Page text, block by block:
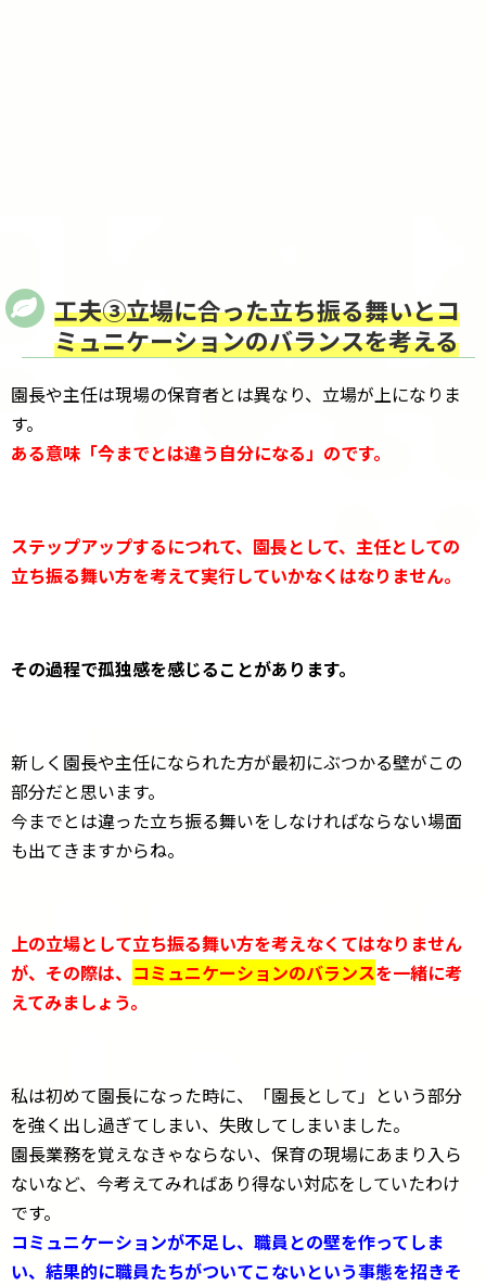
工夫③立場に合った立ち振る舞いとコ
ミュニケーションのバランスを考える
園長や主任は現場の保育者とは異なり、立場が上になりま
す。
ある意味「今までとは違う自分になる」のです。
ステップアップするにつれて、園長として、主任としての
立ち振る舞い方を考えて実行していかなくはなりません。
その過程で孤独感を感じることがあります。
新しく園長や主任になられた方が最初にぶつかる壁がこの
部分だと思います。
今までとは違った立ち振る舞いをしなければならない場面
も出てきますからね。
上の立場として立ち振る舞い方を考えなくてはなりません
が、その際は、 コミュニケーションのバランスを一緒に考
えてみましょう。
私は初めて園長になった時に、「園長として」という部分
を強く出し過ぎてしまい、失敗してしまいました。
園長業務を覚えなきゃならない、保育の現場にあまり入ら
ないなど、今考えてみればあり得ない対応をしていたわけ
です。
コミュニケーションが不足し、職員との壁を作ってしま
い、結果的に職員たちがついてこないという事態を招きそ